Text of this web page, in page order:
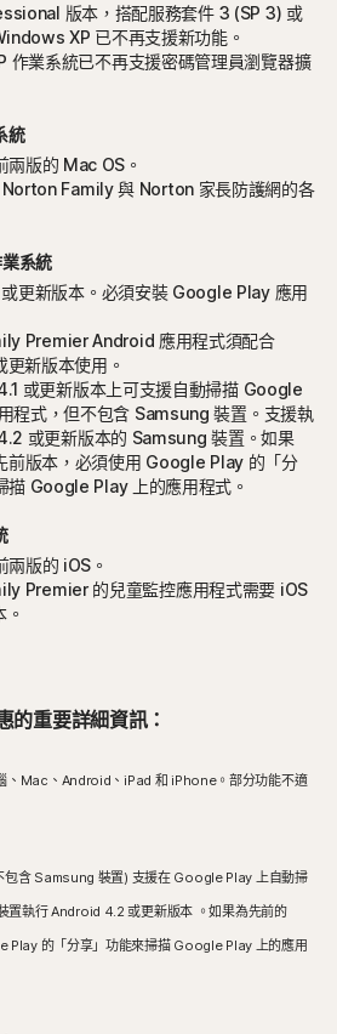
版本，搭配服務套件 3 (SP 3) 或
XP 已不再支援新功能。
作業系統已不再支援密碼管理員瀏覽器擴
統
兩版的 Mac OS。
Family 與 Norton 家長防護網的各
系統
更新版本。必須安裝 Google Play 應用
Premier Android 應用程式須配合
新版本使用。
或更新版本上可支援自動掃描 Google
程式，但不包含 Samsung 裝置。支援執
或更新版本的 Samsung 裝置。如果
前版本，必須使用 Google Play 的「分
描 Google Play 上的應用程式。
兩版的 iOS。
Premier 的兒童監控應用程式需要 iOS
的重要詳細資訊：
Mac、Android、iPad 和 iPhone。部分功能不適
含 Samsung 裝置) 支援在 Google Play 上自動掃
置執行 Android 4.2 或更新版本 。如果為先前的
的「分享」功能來掃描 Google Play 上的應用